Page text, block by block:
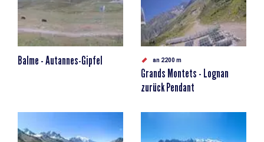
Balme - Autannes-Gipfel an 2200 m
Grands Montets - Lognan
zurück Pendant